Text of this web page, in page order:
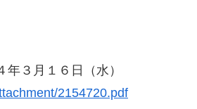
３月１６日（水）
2154720.pdf